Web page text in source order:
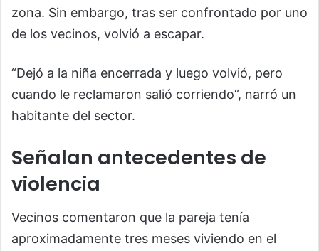
zona. Sin embargo, tras ser confrontado por uno
de los vecinos, volvió a escapar.
“Dejó a la niña encerrada y luego volvió, pero
cuando le reclamaron salió corriendo”, narró un
habitante del sector.
Señalan antecedentes de
violencia
Vecinos comentaron que la pareja tenía
aproximadamente tres meses viviendo en el